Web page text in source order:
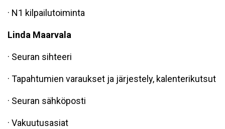
· N1 kilpailutoiminta
Linda Maarvala
· Seuran sihteeri
· Tapahtumien varaukset ja järjestely, kalenterikutsut
· Seuran sähköposti
· Vakuutusasiat